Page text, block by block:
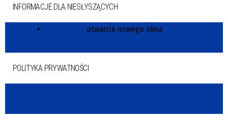
INFORMACJE DLA NIESŁYSZĄCYCH
POLITYKA PRYWATNOŚCI